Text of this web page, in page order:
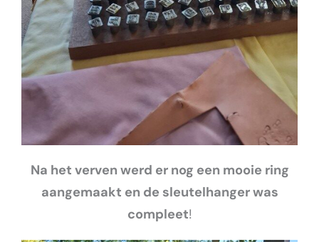
Na het verven werd er nog een mooie ring
aangemaakt en de sleutelhanger was
compleet!